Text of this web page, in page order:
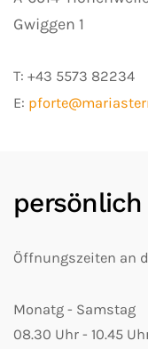
Gwiggen 1
T: +43 5573 82234
E:
persönlich
Öffnungszeiten an
Monatg - Samstag
08.30 Uhr - 10.45